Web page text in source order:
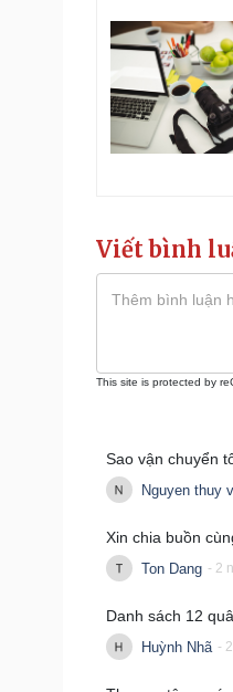
Viết bình
This site is protected by
Sao vận chuyển
Nguyen thuy
Xin chia buồn
Ton Dang - 2
Danh sách 12
Huỳnh Nhã -